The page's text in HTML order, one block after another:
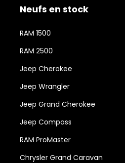
Neufs en stock
RAM 1500
RAM 2500
Jeep Cherokee
Jeep Wrangler
Jeep Grand Cherokee
Jeep Compass
RAM ProMaster
Chrysler Grand Caravan